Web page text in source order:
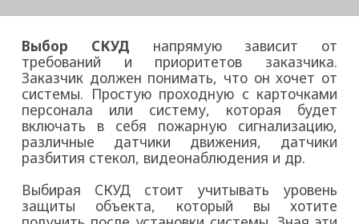
Выбор СКУД напрямую зависит от
требований и приоритетов заказчика.
Заказчик должен понимать, что он хочет от
системы. Простую проходную с карточками
персонала или систему, которая будет
включать в себя пожарную сигнализацию,
различные датчики движения, датчики
разбития стекол, видеонаблюдения и др.
Выбирая СКУД стоит учитывать уровень
защиты объекта, который вы хотите